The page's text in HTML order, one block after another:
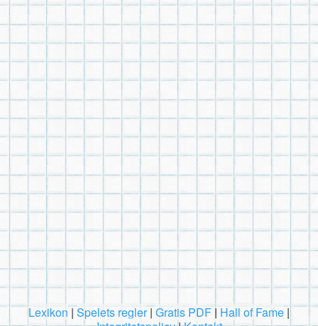
Lexikon|Spelets regler|Gratis PDF|Hall of Fame|